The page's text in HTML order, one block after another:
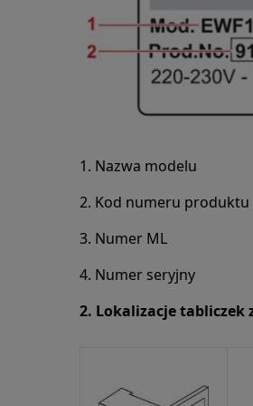
1. Nazwa modelu
2. Kod numeru produktu
3. Numer ML
4. Numer seryjny
2. Lokalizacje tabliczek